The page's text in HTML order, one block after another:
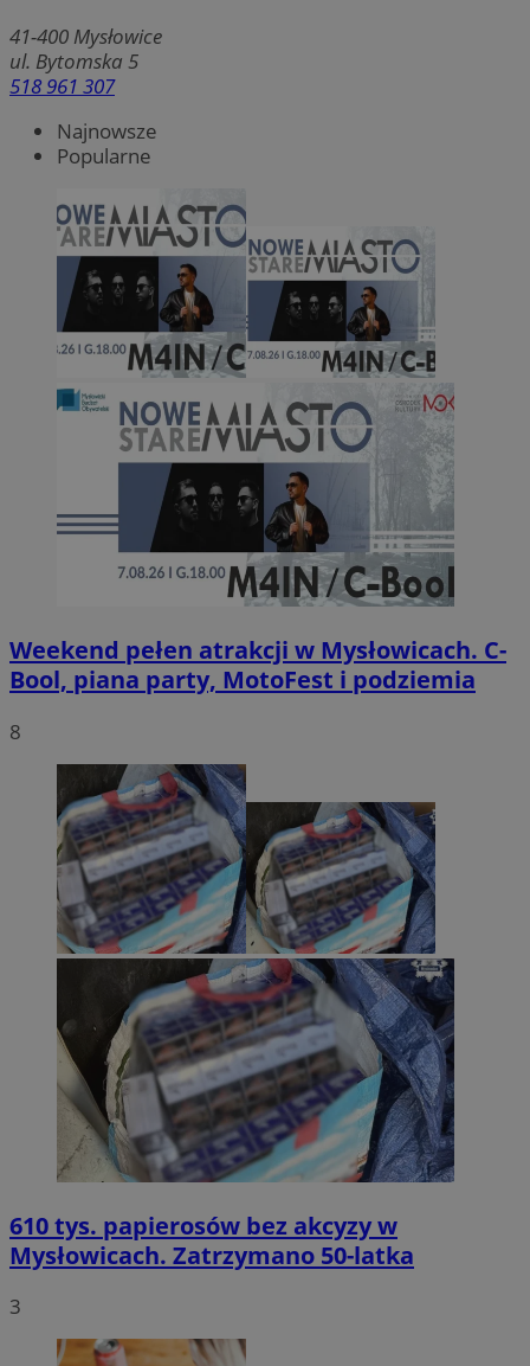
41-400 Mysłowice
ul. Bytomska 5
518 961 307
Najnowsze
Popularne
Weekend pełen atrakcji w Mysłowicach. C-
Bool, piana party, MotoFest i podziemia
8
610 tys. papierosów bez akcyzy w
Mysłowicach. Zatrzymano 50-latka
3